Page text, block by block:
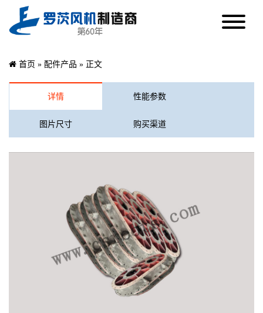
首页 » 配件产品 » 正文
详情 性能参数
图片尺寸 购买渠道